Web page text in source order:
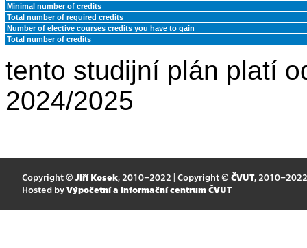
Minimal number of credits
Total number of required credits
Number of elective courses credits you have to gain
Total number of credits
tento studijní plán platí
2024/2025
Copyright © Jiří Kosek, 2010–2022 | Copyright © ČVUT, 2010–2022
Hosted by Výpočetní a informační centrum ČVUT